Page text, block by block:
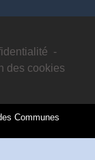
-
des cookies
Communes